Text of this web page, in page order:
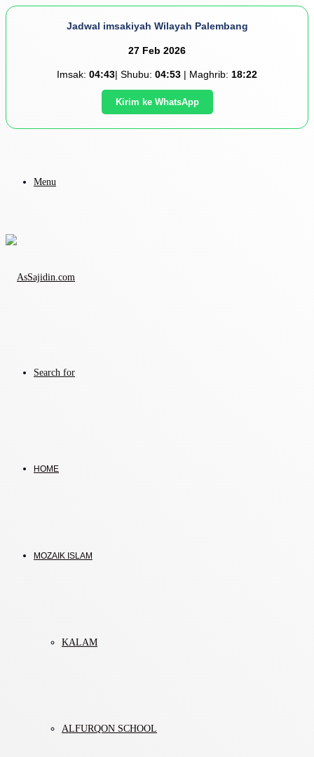
Jadwal imsakiyah Wilayah Palembang
27 Feb 2026
Imsak: 04:43| Shubu: 04:53 | Maghrib: 18:22
Kirim ke WhatsApp
Menu
Search for
HOME
MOZAIK ISLAM
KALAM
ALFURQON SCHOOL